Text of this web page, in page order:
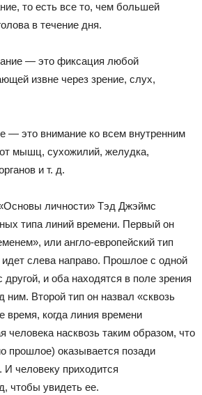
то есть все то, чем большей
в течение дня.
— это фиксация любой
извне через зрение, слух,
— это внимание ко всем внутренним
мышц, сухожилий, желудка,
и т. д.
личности» Тэд Джэймс
типа линий времени. Первый он
или англо-европейский тип
идет слева направо. Прошлое с одной
и оба находятся в поле зрения
ним. Второй тип он назвал «сквозь
время, когда линия времени
человека насквозь таким образом, что
прошлое) оказывается позади
И человеку приходится
чтобы увидеть ее.